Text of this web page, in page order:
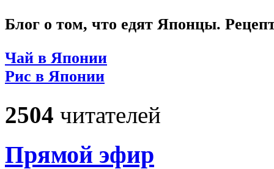
Блог о том, что едят Японцы.
Чай в Японии
Рис в Японии
2504 читателей
Прямой эфир